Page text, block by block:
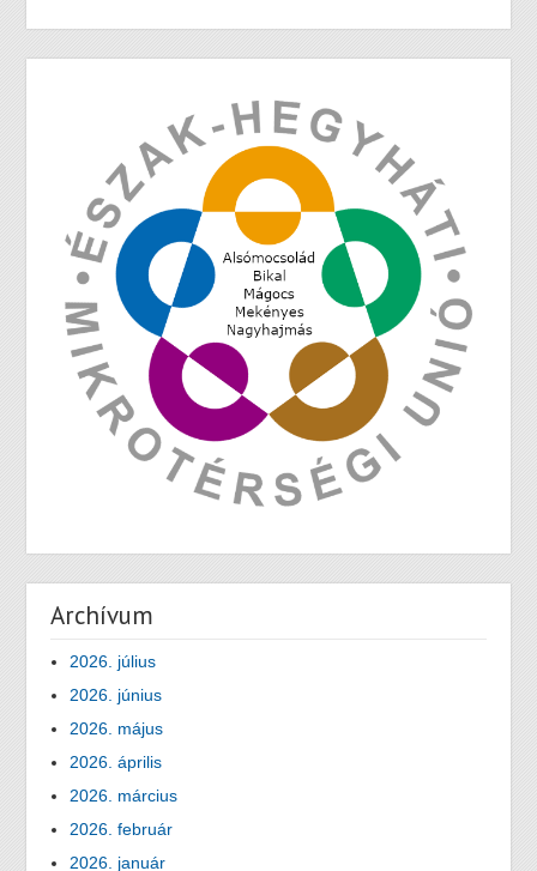
Archívum
2026. július
2026. június
2026. május
2026. április
2026. március
2026. február
2026. január